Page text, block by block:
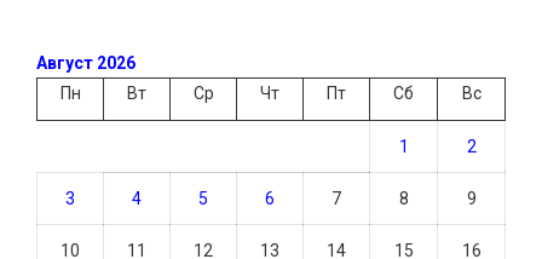
Август 2026
Пн
Вт Ср Чт Пт Сб Вс
1 2
3 4 5 6 7 8 9
10 11 12 13 14 15 16